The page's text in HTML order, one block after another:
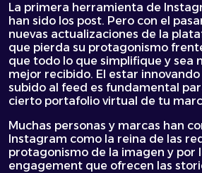
La primera herramienta de
han sido los post. Pero con el
nuevas actualizaciones de la
que pierda su protagonismo
que todo lo que simplifique y sea
mejor recibido. El estar
subido al feed es fundamental
cierto portafolio virtual de tu
Muchas personas y marcas han
Instagram como la reina de las
protagonismo de la imagen y por
engagement que ofrecen las